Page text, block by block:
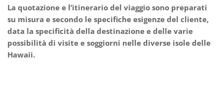
La quotazione e l’itinerario del viaggio sono preparati
su misura e secondo le specifiche esigenze del cliente,
data la specificità della destinazione e delle varie
possibilità di visite e soggiorni nelle diverse isole delle
Hawaii.